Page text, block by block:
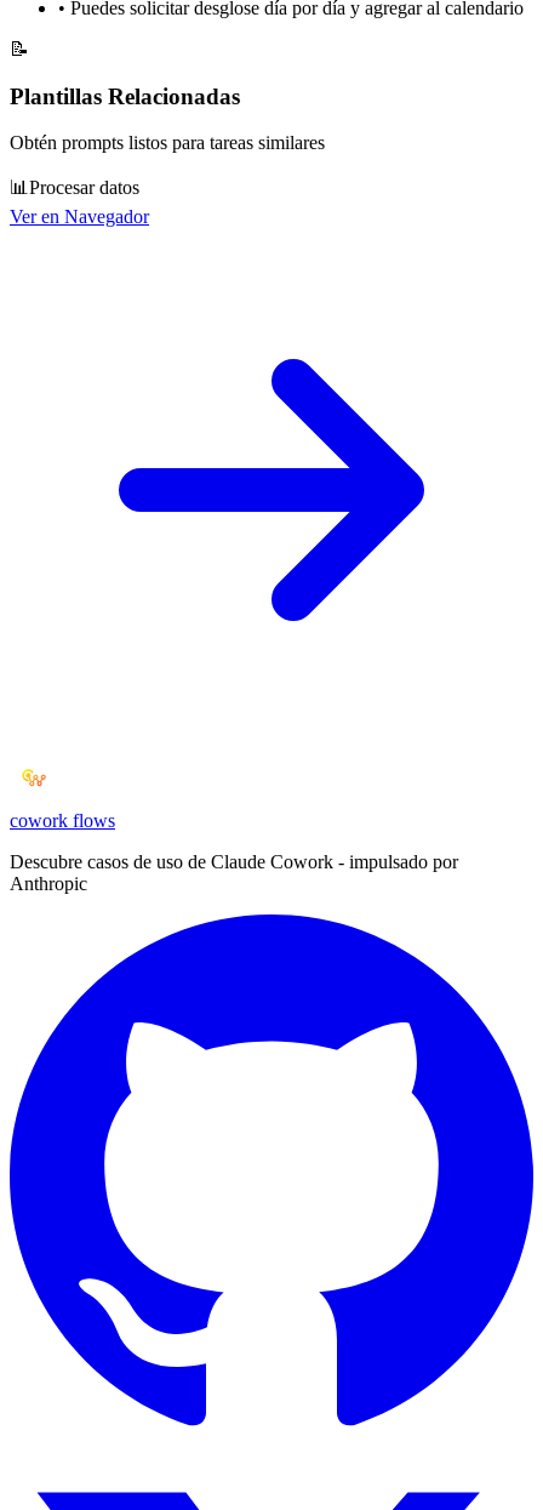
• Puedes solicitar desglose día por día y agregar al calendario
📝
Plantillas Relacionadas
Obtén prompts listos para tareas similares
📊 Procesar datos
Ver en Navegador
cowork flows
Descubre casos de uso de Claude Cowork - impulsado por
Anthropic